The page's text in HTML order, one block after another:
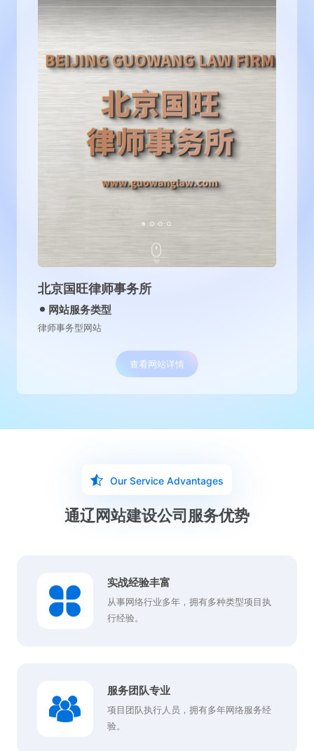
北京国旺律师事务所
网站服务类型
律师事务型网站
查看网站详情
Our Service Advantages
通辽网站建设公司服务优势
实战经验丰富
从事网络行业多年，拥有多种类型项目执
行经验。
服务团队专业
项目团队执行人员，拥有多年网络服务经
验。